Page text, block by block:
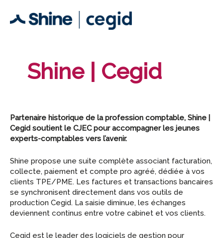
Shine | Cegid
Partenaire historique de la profession comptable, Shine |
Cegid soutient le CJEC pour accompagner les jeunes
experts-comptables vers l’avenir.
Shine propose une suite complète associant facturation,
collecte, paiement et compte pro agréé, dédiée à vos
clients TPE/PME. Les factures et transactions bancaires
se synchronisent directement dans vos outils de
production Cegid. La saisie diminue, les échanges
deviennent continus entre votre cabinet et vos clients.
Cegid est le leader des logiciels de gestion pour